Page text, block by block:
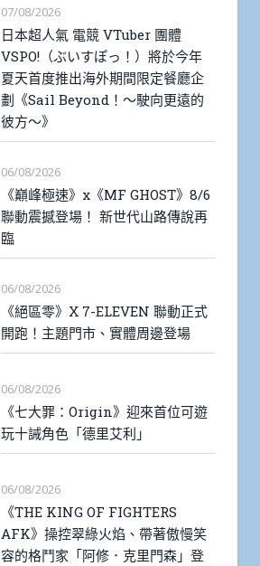
07/08/2026
日本超人氣 電競 VTuber 團體
VSPO!（ぶいすぽっ！）將於今年
夏天首度推出海外期間限定餐廳企
劃《Sail Beyond！～駛向更遠的
彼方～》
06/08/2026
《巔峰極速》x《MF GHOST》8/6
聯動震撼登場！ 新世代山路傳說再
臨
06/08/2026
《絕區零》X 7-ELEVEN 聯動正式
開跑！主題門市、實體周邊登場
06/08/2026
《七大罪：Origin》迎來首位可遊
玩十誡角色「德里艾利」
06/08/2026
《THE KING OF FIGHTERS
AFK》操控翠綠火焰、帶著傲慢笑
容的格鬥家「阿修．克里門森」登